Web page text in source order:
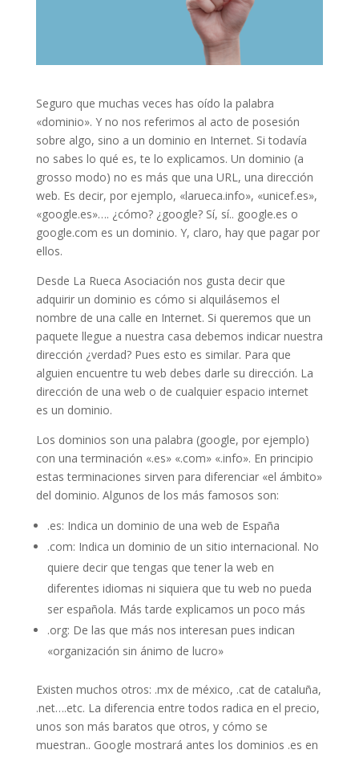
Seguro que muchas veces has oído la palabra
«dominio». Y no nos referimos al acto de posesión
sobre algo, sino a un dominio en Internet. Si todavía
no sabes lo qué es, te lo explicamos. Un dominio (a
grosso modo) no es más que una URL, una dirección
web. Es decir, por ejemplo, «larueca.info», «unicef.es»,
«google.es»…. ¿cómo? ¿google? Sí, sí.. google.es o
google.com es un dominio. Y, claro, hay que pagar por
ellos.
Desde La Rueca Asociación nos gusta decir que
adquirir un dominio es cómo si alquilásemos el
nombre de una calle en Internet. Si queremos que un
paquete llegue a nuestra casa debemos indicar nuestra
dirección ¿verdad? Pues esto es similar. Para que
alguien encuentre tu web debes darle su dirección. La
dirección de una web o de cualquier espacio internet
es un dominio.
Los dominios son una palabra (google, por ejemplo)
con una terminación «.es» «.com» «.info». En principio
estas terminaciones sirven para diferenciar «el ámbito»
del dominio. Algunos de los más famosos son:
.es: Indica un dominio de una web de España
.com: Indica un dominio de un sitio internacional. No
quiere decir que tengas que tener la web en
diferentes idiomas ni siquiera que tu web no pueda
ser española. Más tarde explicamos un poco más
.org: De las que más nos interesan pues indican
«organización sin ánimo de lucro»
Existen muchos otros: .mx de méxico, .cat de cataluña,
.net….etc. La diferencia entre todos radica en el precio,
unos son más baratos que otros, y cómo se
muestran.. Google mostrará antes los dominios .es en